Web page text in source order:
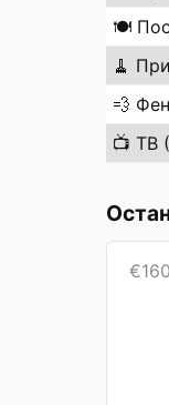
🍽️
🧹
💨
📺 ТВ
€160